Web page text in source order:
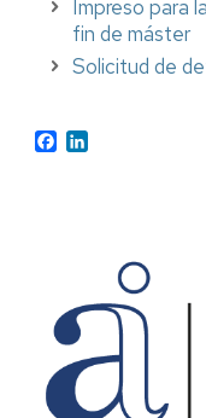
Impreso para
fin de máster
Solicitud de
Facebook